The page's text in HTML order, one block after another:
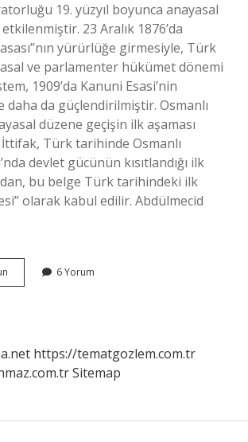
19. yüzyıl boyunca anayasal
23 Aralık 1876’da
yürürlüğe girmesiyle, Türk
ve parlamenter hükümet dönemi
1909’da Kanuni Esasi’nin
daha da güçlendirilmiştir. Osmanlı
düzene geçişin ilk aşaması
Türk tarihinde Osmanlı
devlet gücünün kısıtlandığı ilk
bu belge Türk tarihindeki ilk
olarak kabul edilir. Abdülmecid
Osmanlıda
2
Hangi
Döneme
6 Yorum
https://tematgozlem.com.tr
Sitemap